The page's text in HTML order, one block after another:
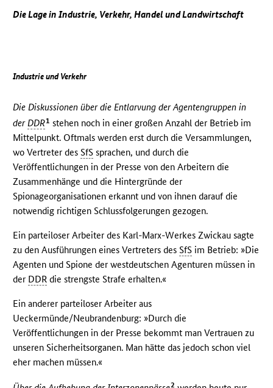
Die Lage in Industrie, Verkehr, Handel und Landwirtschaft
Industrie und Verkehr
Die Diskussionen über die Entlarvung der Agentengruppen in
der DDR1 stehen noch in einer großen Anzahl der Betrieb im
Mittelpunkt. Oftmals werden erst durch die Versammlungen,
wo Vertreter desSfS sprachen, und durch die
Veröffentlichungen in der Presse von den Arbeitern die
Zusammenhänge und die Hintergründe der
Spionageorganisationen erkannt und von ihnen darauf die
notwendig richtigen Schlussfolgerungen gezogen.
Ein parteiloser Arbeiter des Karl-Marx-Werkes Zwickau sagte
zu den Ausführungen eines Vertreters desSfS im Betrieb: »Die
Agenten und Spione der westdeutschen Agenturen müssen in
der DDR die strengste Strafe erhalten.«
Ein anderer parteiloser Arbeiter aus
Ueckermünde/Neubrandenburg: »Durch die
Veröffentlichungen in der Presse bekommt man Vertrauen zu
unseren Sicherheitsorganen. Man hätte das jedoch schon viel
eher machen müssen.«
2